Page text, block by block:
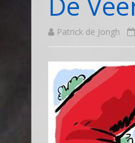
Patrick de Jongh